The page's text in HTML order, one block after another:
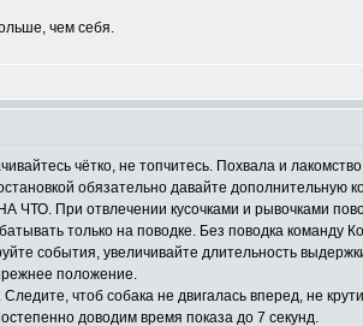
чем себя.
чётко, не топчитесь. Похвала и лакомство
обязательно давайте дополнительную
ЧТО. При отвлечении кусочками и рывочками
только на поводке. Без поводка команду
события, увеличивайте длительность
положение.
чтоб собака не двигалась вперед, не
доводим время показа до 7 секунд.